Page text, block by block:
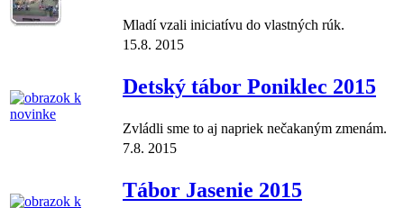
Mladí vzali iniciatívu do vlastných rúk.
15.8. 2015
Detský tábor Poniklec 2015
Zvládli sme to aj napriek nečakaným zmenám.
7.8. 2015
Tábor Jasenie 2015